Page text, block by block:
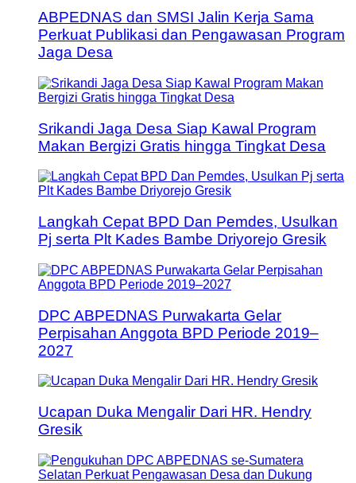
ABPEDNAS dan SMSI Jalin Kerja Sama
Perkuat Publikasi dan Pengawasan Program
Jaga Desa
Srikandi Jaga Desa Siap Kawal Program
Makan Bergizi Gratis hingga Tingkat Desa
Langkah Cepat BPD Dan Pemdes, Usulkan
Pj serta Plt Kades Bambe Driyorejo Gresik
DPC ABPEDNAS Purwakarta Gelar
Perpisahan Anggota BPD Periode 2019–
2027
Ucapan Duka Mengalir Dari HR. Hendry
Gresik